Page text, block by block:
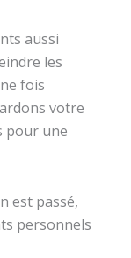
aussi
les
fois
votre
pour une
est passé,
personnels